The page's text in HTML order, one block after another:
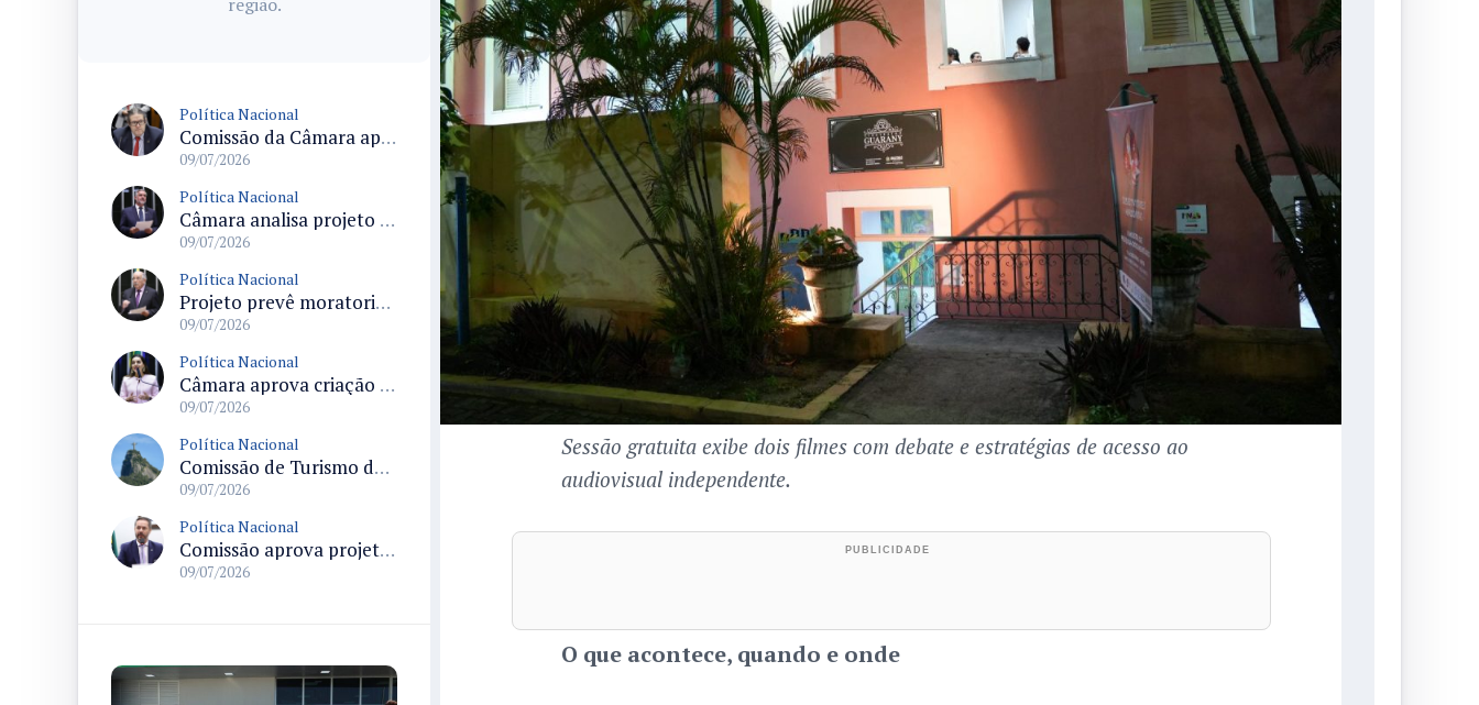
Política Nacional
Comissão da Câmara aprova obrigatoriedade de registro de crimes de homotransfobia nos sistemas de segurança pública do país
09/07/2026
Política Nacional
Câmara analisa projeto que proíbe cassinos on-line algorítmicos e sua publicidade no Brasil
09/07/2026
Política Nacional
Projeto prevê moratoria cursos de medicina por cinco anos e exige supervisão e reestruturação das instituições
09/07/2026
Política Nacional
Câmara aprova criação de delegacias especializadas para atendimento de pessoas com deficiência em estados e no Distrito Federal
09/07/2026
Política Nacional
Comissão de Turismo da Câmara debate uso do espaço do Cristo Redentor no Alto Corcovado em sessão marcada para 14
09/07/2026
Política Nacional
Comissão aprova projeto que cria regime simplificado para iniciativas esportivas de pequeno porte
09/07/2026
Sessão gratuita exibe dois filmes com debate e estratégias de acesso ao
audiovisual independente.
O que acontece, quando e onde